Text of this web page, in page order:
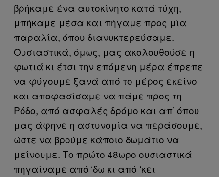
βρήκαμε ένα αυτοκίνητο κατά τύχη,
μπήκαμε μέσα και πήγαμε προς μία
παραλία, όπου διανυκτερεύσαμε.
Ουσιαστικά, όμως, μας ακολουθούσε η
φωτιά κι έτσι την επόμενη μέρα έπρεπε
να φύγουμε ξανά από το μέρος εκείνο
και αποφασίσαμε να πάμε προς τη
Ρόδο, από ασφαλές δρόμο και απ’ όπου
μας άφηνε η αστυνομία να περάσουμε,
ώστε να βρούμε κάποιο δωμάτιο να
μείνουμε. Το πρώτο 48ωρο ουσιαστικά
πηγαίναμε από ‘δω κι από ‘κει